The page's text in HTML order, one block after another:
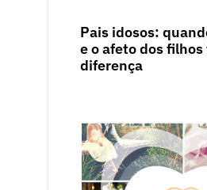
Pais idosos:
e o afeto dos filhos
diferença